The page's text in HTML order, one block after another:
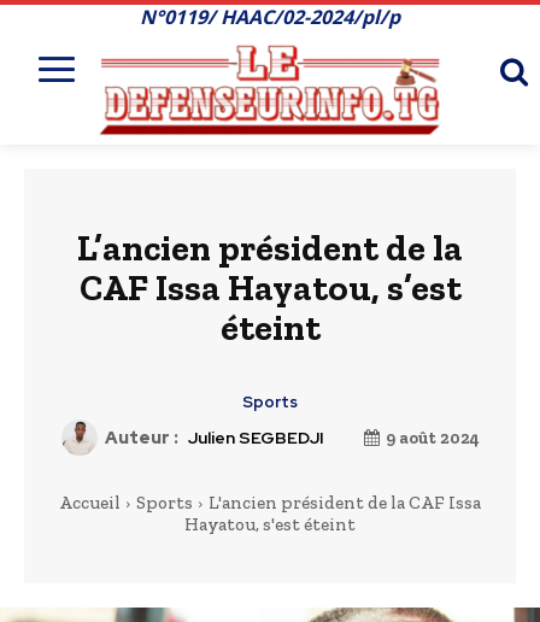
N°0119/ HAAC/02-2024/pl/p
L’ancien président de la
CAF Issa Hayatou, s’est
éteint
Sports
Auteur : Julien SEGBEDJI 9 août 2024
Accueil Sports
L'ancien président de la CAF Issa
Hayatou, s'est éteint